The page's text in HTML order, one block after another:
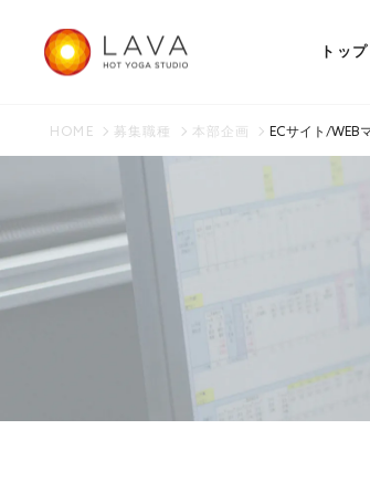
トップ
HOME 募集職種 本部企画 ECサイト/WEB